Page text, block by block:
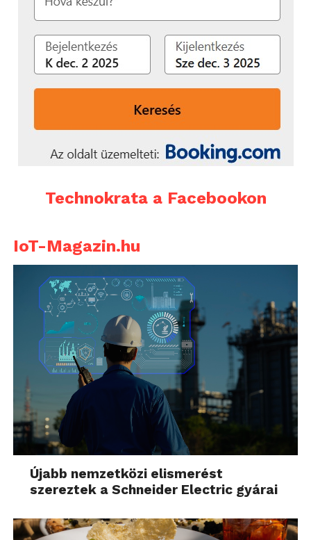
Technokrata a Facebookon
IoT-Magazin.hu
Újabb nemzetközi elismerést
szereztek a Schneider Electric gyárai